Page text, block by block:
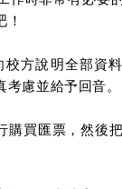
！
方說明全部資
慮並給予回音。
購買匯票，然後